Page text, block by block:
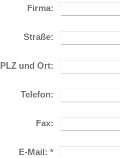
Firma:
Straße:
PLZ und Ort:
Telefon:
Fax:
E-Mail: *